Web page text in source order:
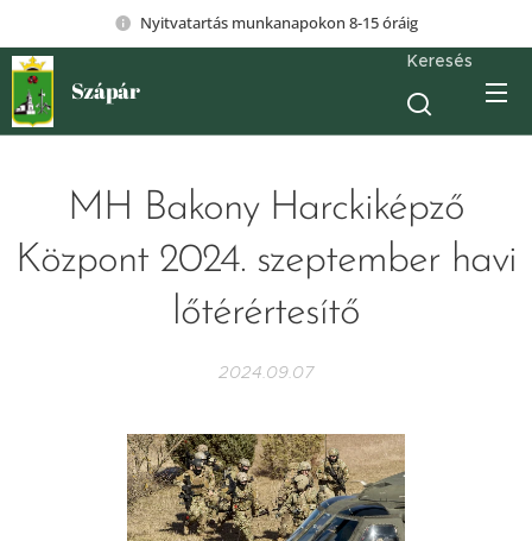
Nyitvatartás munkanapokon 8-15 óráig
Szápár
Keresés
MH Bakony Harckiképző
Központ 2024. szeptember havi
lőtérértesítő
2024.09.07